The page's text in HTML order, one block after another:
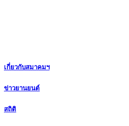
เกี่ยวกับสมาคมฯ
ข่าวยานยนต์
สถิติ